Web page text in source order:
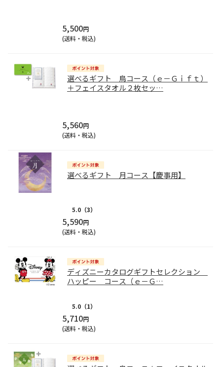
5,500円
(送料・税込)
選べるギフト 鳥コース（ｅ－Ｇｉｆｔ）
＋フェイスタオル２枚セッ…
5,560円
(送料・税込)
選べるギフト 月コース【慶事用】
5.0 （3）
5,590円
(送料・税込)
ディズニーカタログギフトセレクション
ハッピー コース（ｅ－Ｇ…
5.0 （1）
5,710円
(送料・税込)